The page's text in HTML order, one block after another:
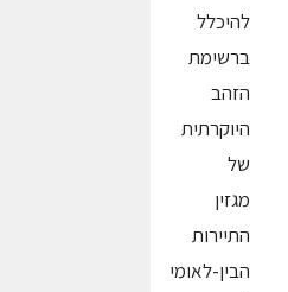
להיכלל
ברשימת
הזהב
היוקרתית
של
מגזין
התיירות
הבין-לאומי